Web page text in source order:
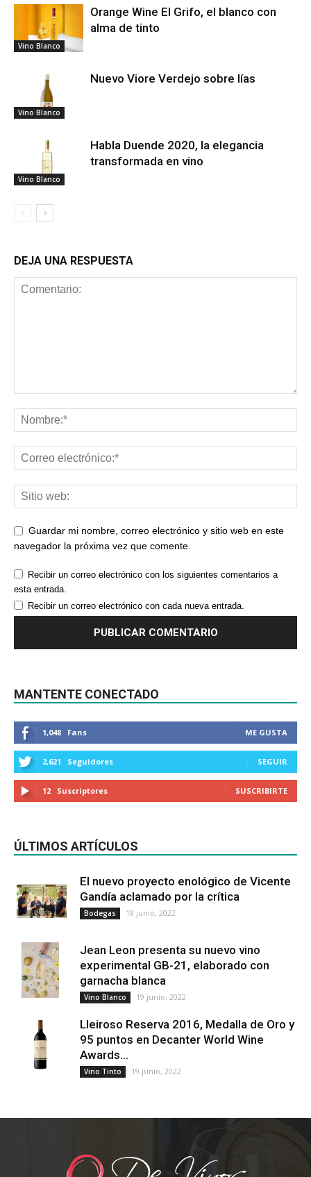
Vino Blanco
Orange Wine El Grifo, el blanco con
alma de tinto
Vino Blanco
Nuevo Viore Verdejo sobre lías
Vino Blanco
Habla Duende 2020, la elegancia
transformada en vino
DEJA UNA RESPUESTA
Guardar mi nombre, correo electrónico y sitio web en este
navegador la próxima vez que comente.
Recibir un correo electrónico con los siguientes comentarios a
esta entrada.
Recibir un correo electrónico con cada nueva entrada.
MANTENTE CONECTADO
1,048 Fans ME GUSTA
2,621 Seguidores SEGUIR
12 Suscriptores SUSCRIBIRTE
ÚLTIMOS ARTÍCULOS
El nuevo proyecto enológico de Vicente
Gandía aclamado por la crítica
Bodegas 19 junio, 2022
Jean Leon presenta su nuevo vino
experimental GB-21, elaborado con
garnacha blanca
Vino Blanco 19 junio, 2022
Lleiroso Reserva 2016, Medalla de Oro y
95 puntos en Decanter World Wine
Awards...
Vino Tinto 19 junio, 2022